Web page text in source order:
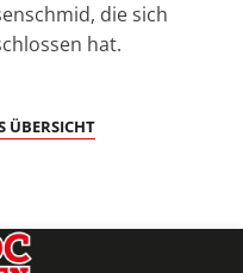
die sich
hat.
ÜBERSICHT